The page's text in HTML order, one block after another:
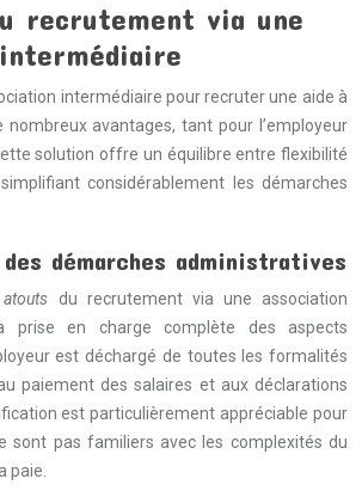
recrutement via une
intermédiaire pour recruter une aide à
avantages, tant pour l’employeur
solution offre un équilibre entre flexibilité
considérablement les démarches
démarches administratives
du recrutement via une association
prise en charge complète des aspects
est déchargé de toutes les formalités
paiement des salaires et aux déclarations
est particulièrement appréciable pour
sont pas familiers avec les complexités du
paie.